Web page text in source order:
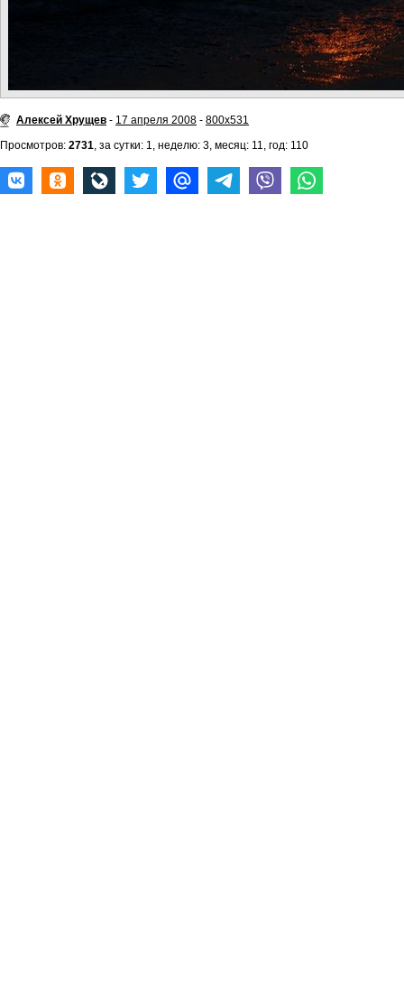
Алексей Хрущев - 17 апреля 2008 - 800x531
Просмотров: 2731, за сутки: 1, неделю: 3, месяц: 11, год: 110